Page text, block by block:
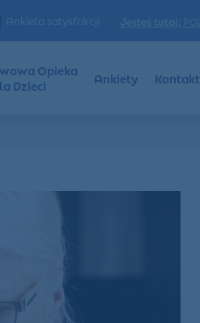
Ankieta satysfakcji
Opieka
Dzieci
Ankiety Kontakt